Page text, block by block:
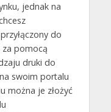
jednak na
do
pomocą
druki do
swoim portalu
można je złożyć